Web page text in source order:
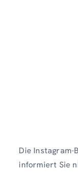
Die Instagram-
informiert Sie